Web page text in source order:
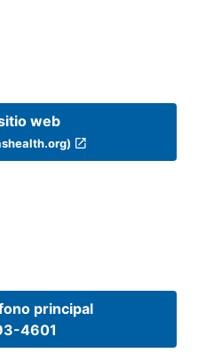
web
principal
4601